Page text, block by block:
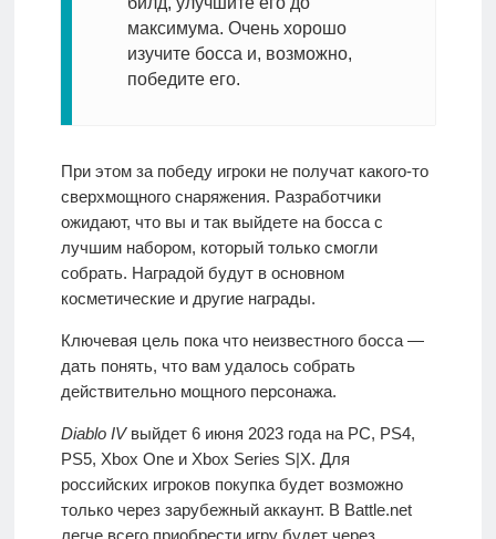
максимума. Очень хорошо
изучите босса и, возможно,
победите его.
При этом за победу игроки не получат какого-то
сверхмощного снаряжения. Разработчики
ожидают, что вы и так выйдете на босса с
лучшим набором, который только смогли
собрать. Наградой будут в основном
косметические и другие награды.
Ключевая цель пока что неизвестного босса —
дать понять, что вам удалось собрать
действительно мощного персонажа.
Diablo IVвыйдет 6 июня 2023 года на PC, PS4,
PS5, Xbox One и Xbox Series S|X. Для
российских игроков покупка будет возможно
только через зарубежный аккаунт. В Battle.net
легче всего приобрести игру будет через